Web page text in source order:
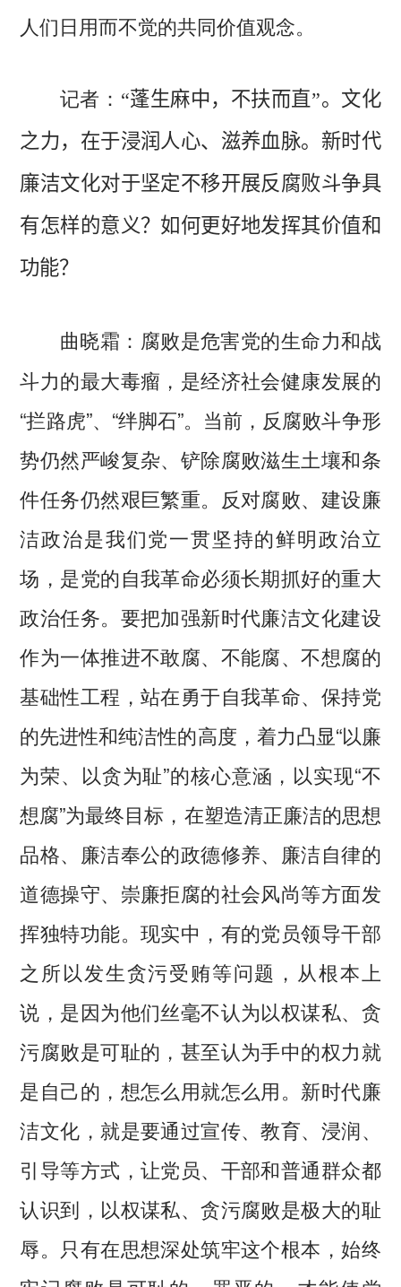
人们日用而不觉的共同价值观念。
记者： “蓬生麻中，不扶而直”。文化
之力，在于浸润人心、滋养血脉。新时代
廉洁文化对于坚定不移开展反腐败斗争具
有怎样的意义？如何更好地发挥其价值和
功能？
曲晓霜： 腐败是危害党的生命力和战
斗力的最大毒瘤，是经济社会健康发展的
“拦路虎”、“绊脚石”。当前，反腐败斗争形
势仍然严峻复杂、铲除腐败滋生土壤和条
件任务仍然艰巨繁重。反对腐败、建设廉
洁政治是我们党一贯坚持的鲜明政治立
场，是党的自我革命必须长期抓好的重大
政治任务。要把加强新时代廉洁文化建设
作为一体推进不敢腐、不能腐、不想腐的
基础性工程，站在勇于自我革命、保持党
的先进性和纯洁性的高度，着力凸显“以廉
为荣、以贪为耻”的核心意涵，以实现“不
想腐”为最终目标，在塑造清正廉洁的思想
品格、廉洁奉公的政德修养、廉洁自律的
道德操守、崇廉拒腐的社会风尚等方面发
挥独特功能。现实中，有的党员领导干部
之所以发生贪污受贿等问题，从根本上
说，是因为他们丝毫不认为以权谋私、贪
污腐败是可耻的，甚至认为手中的权力就
是自己的，想怎么用就怎么用。新时代廉
洁文化，就是要通过宣传、教育、浸润、
引导等方式，让党员、干部和普通群众都
认识到，以权谋私、贪污腐败是极大的耻
辱。只有在思想深处筑牢这个根本，始终